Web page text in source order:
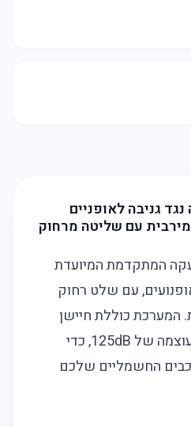
גניבה לאופניים
מירבית עם שליטה מרחוק
המתקדמת המיועדת
עם שלט רחוק
המערכת כוללת חיישן
רטט מתקדם וסירנה בעוצמה של 125dB, כדי
החשמליים שלכם